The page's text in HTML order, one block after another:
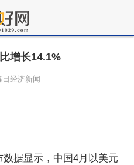
增长14.1%
日经济新闻
据显示，中国4月以美元